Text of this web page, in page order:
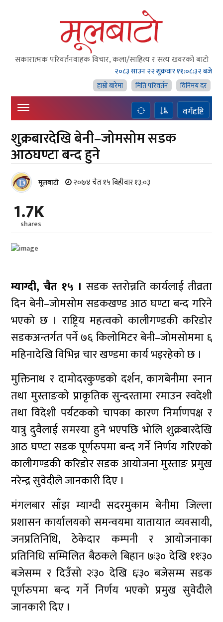
सकारात्मक परिवर्तनवाहक विचार, कला/साहित्य र सत्य खवरको बाटाे
२०८३ साउन २२ शुक्रवार११:०८:३२ बजे
हाम्राे बारेमा
मिति परिवर्तन विनिमय दर
वर्गदृष्टि
शुक्रबारदेखि बेनी–जोमसोम सडक
आठघण्टा बन्द हुने
मूलबाटाे २०७४ चैत १५ बिहीवार १३:०३
1.7K
shares
म्याग्दी, चैत १५ । सडक स्तरोन्नति कार्यलाई तीव्रता
दिन बेनी–जोमसोम सडकखण्ड आठ घण्टा बन्द गरिने
भएको छ । राष्ट्रिय महत्वको कालीगण्डकी करिडोर
सडकअन्तर्गत पर्ने ७६ किलोमिटर बेनी–जोमसोममा ६
महिनादेखि विभिन्न चार खण्डमा कार्य भइरहेको छ ।
मुक्तिनाथ र दामोदरकुण्डको दर्शन, कागबेनीमा स्नान
तथा मुस्ताङको प्राकृतिक सुन्दरतामा रमाउन स्वदेशी
तथा विदेशी पर्यटकको चापका कारण निर्माणपक्ष र
यात्रु दुवैलाई समस्या हुने भएपछि भोलि शुक्रबारदेखि
आठ घण्टा सडक पूर्णरुपमा बन्द गर्ने निर्णय गरिएको
कालीगण्डकी करिडोर सडक आयोजना मुस्ताङ प्रमुख
नरेन्द्र सुवेदीले जानकारी दिए ।
मंगलबार साँझ म्याग्दी सदरमुकाम बेनीमा जिल्ला
प्रशासन कार्यालयको समन्वयमा यातायात व्यवसायी,
जनप्रतिनिधि, ठेकेदार कम्पनी र आयोजनाका
प्रतिनिधि सम्मिलित बैठकले बिहान ७ः३० देखि ११ः३०
बजेसम्म र दिउँसो २ः३० देखि ६ः३० बजेसम्म सडक
पूर्णरुपमा बन्द गर्ने निर्णय भएको प्रमुख सुवेदीले
जानकारी दिए ।